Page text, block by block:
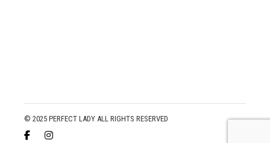
© 2025 PERFECT LADY ALL RIGHTS RESERVED